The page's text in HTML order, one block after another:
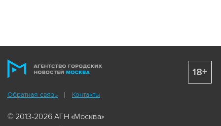
Обратная связь Контакты
© 2013-2026 АГН «Москва»
18+